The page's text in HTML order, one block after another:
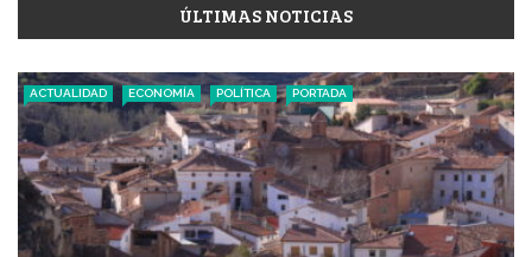
ÚLTIMAS NOTICIAS
ACTUALIDAD ECONOMÍA POLÍTICA PORTADA